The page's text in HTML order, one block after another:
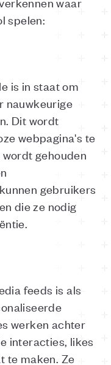
spelen:
is in staat om
nauwkeurige
Dit wordt
webpagina's te
gehouden
gebruikers
die ze nodig
feeds is als
werken achter
interacties, likes
te maken. Ze